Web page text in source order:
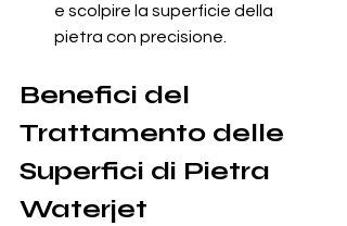
e scolpire la superficie della
pietra con precisione.
Benefici del
Trattamento delle
Superfici di Pietra
Waterjet